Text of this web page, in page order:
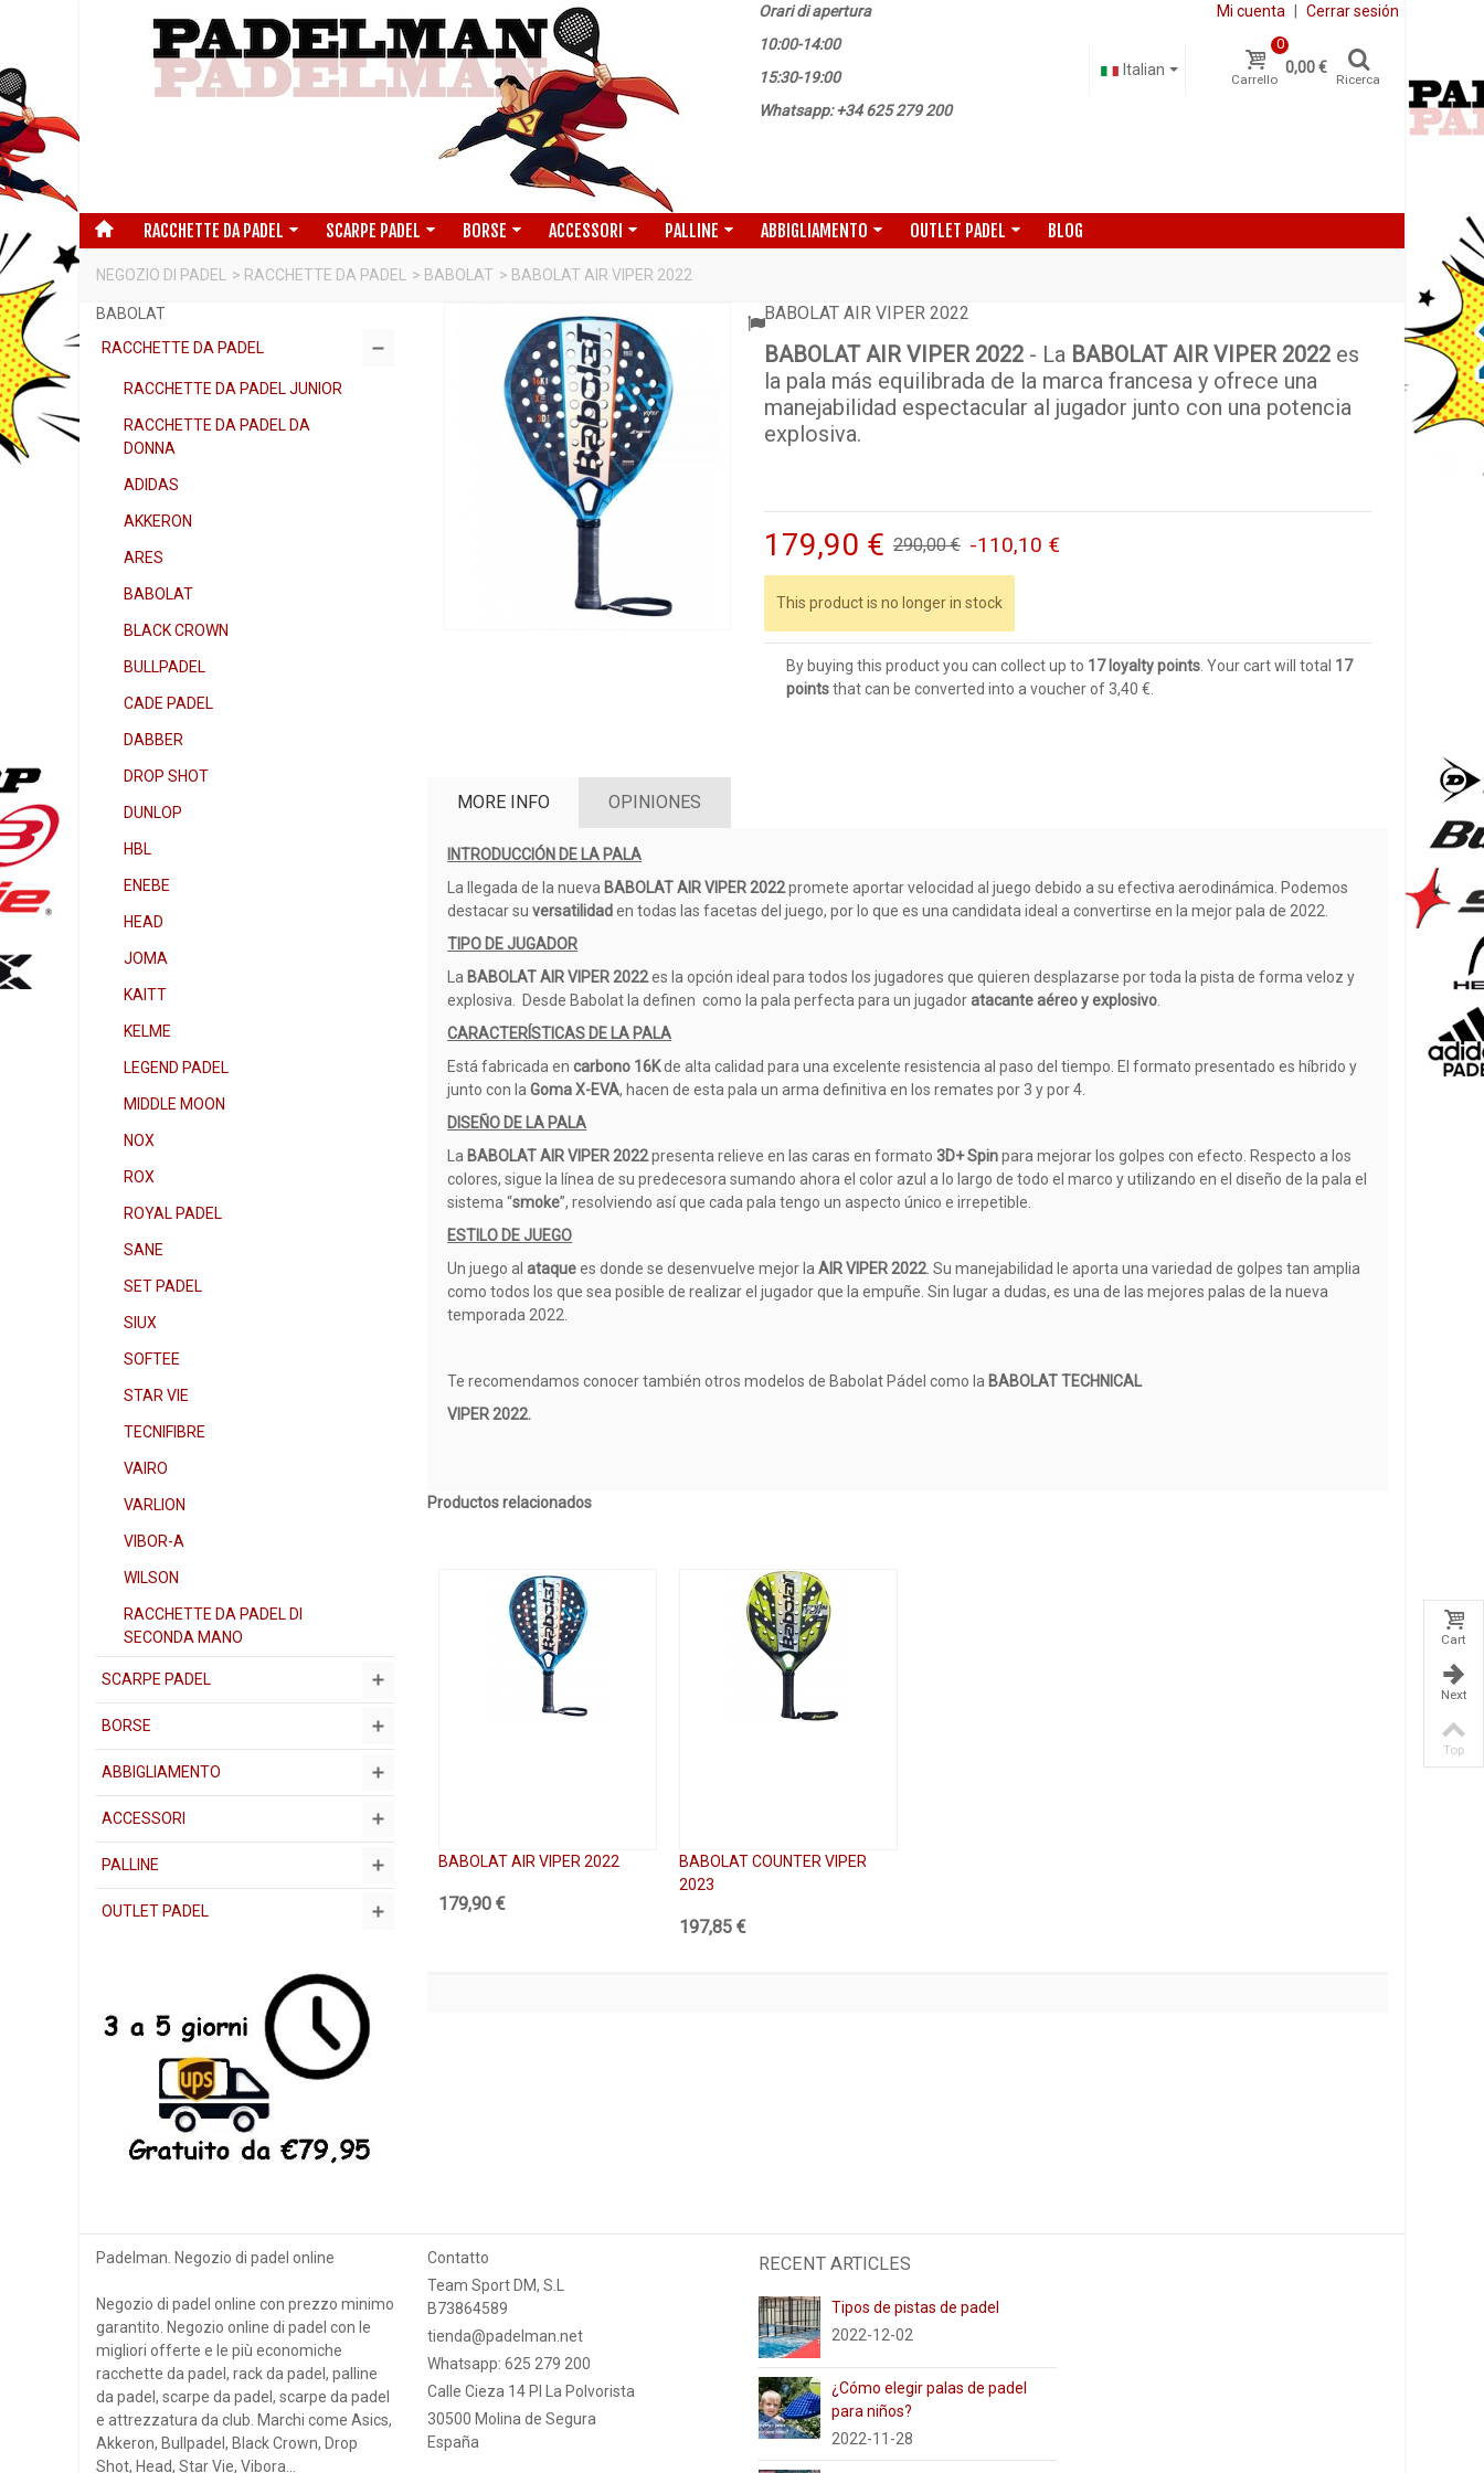
Orari di apertura
10:00-14:00
15:30-19:00
Whatsapp: +34 625 279 200
Mi cuenta Cerrar sesión
Carrello
0
0,00 €
Ricerca
Italian
RACCHETTE DA PADEL SCARPE PADEL BORSE ACCESSORI PALLINE ABBIGLIAMENTO OUTLET PADEL BLOG
NEGOZIO DI PADEL > RACCHETTE DA PADEL > BABOLAT > BABOLAT AIR VIPER 2022
BABOLAT
RACCHETTE DA PADEL
RACCHETTE DA PADEL JUNIOR
RACCHETTE DA PADEL DA
DONNA
ADIDAS
AKKERON
ARES
BABOLAT
BLACK CROWN
BULLPADEL
CADE PADEL
DABBER
DROP SHOT
DUNLOP
HBL
ENEBE
HEAD
JOMA
KAITT
KELME
LEGEND PADEL
MIDDLE MOON
NOX
ROX
ROYAL PADEL
SANE
SET PADEL
SIUX
SOFTEE
STAR VIE
TECNIFIBRE
VAIRO
VARLION
VIBOR-A
WILSON
RACCHETTE DA PADEL DI
SECONDA MANO
SCARPE PADEL
BORSE
ABBIGLIAMENTO
ACCESSORI
PALLINE
OUTLET PADEL
BABOLAT AIR VIPER 2022
BABOLAT AIR VIPER 2022- La BABOLAT AIR VIPER 2022es
la pala más equilibrada de la marca francesa y ofrece una
manejabilidad espectacular al jugador junto con una potencia
explosiva.
179,90 € 290,00 € -110,10 €
This product is no longer in stock
By buying this product you can collect up to 17loyalty points. Your cart will total 17
pointsthat can be converted into a voucher of 3,40 €
MORE INFO OPINIONES
INTRODUCCIÓN DE LA PALA
La llegada de la nueva BABOLAT AIR VIPER 2022promete aportar velocidad al juego debido a su efectiva aerodinámica. Podemos
destacar suversatilidaden todas las facetas del juego, por lo que es una candidata ideal a convertirse en la mejor pala de 2022.
TIPO DE JUGADOR
La BABOLAT AIR VIPER 2022es la opción ideal para todos los jugadores que quieren desplazarse por toda la pista de forma veloz y
explosiva. Desde Babolat la definen como la pala perfecta para un jugadoratacante aéreo y explosivo
CARACTERÍSTICAS DE LA PALA
Está fabricada encarbono 16Kde alta calidad para una excelente resistencia al paso del tiempo. El formato presentado es híbrido y
junto con la Goma X-EVA, hacen de esta pala un arma definitiva en los remates por 3 y por 4.
DISEÑO DE LA PALA
La BABOLAT AIR VIPER 2022presenta relieve en las caras en formato3D+ Spinpara mejorar los golpes con efecto. Respecto a los
colores, sigue la línea de su predecesora sumando ahora el color azul a lo largo de todo el marco y utilizando en el diseño de la pala el
sistema “smoke”, resolviendo así que cada pala tengo un aspecto único e irrepetible.
ESTILO DE JUEGO
Un juego alataquees donde se desenvuelve mejor laAIR VIPER 2022. Su manejabilidad le aporta una variedad de golpes tan amplia
como todos los que sea posible de realizar el jugador que la empuñe. Sin lugar a dudas, es una de las mejores palas de la nueva
temporada 2022.
Te recomendamos conocer también otros modelos de Babolat Pádel como la BABOLAT TECHNICAL
VIPER 2022.
Productos relacionados
BABOLAT AIR VIPER 2022
179,90 €
BABOLAT COUNTER VIPER
2023
197,85 €
Padelman. Negozio di padel online
Negozio di padel online con prezzo minimo
garantito. Negozio online di padel con le
migliori offerte e le più economiche
racchette da padel, rack da padel, palline
da padel, scarpe da padel, scarpe da padel
e attrezzatura da club. Marchi come Asics,
Akkeron, Bullpadel, Black Crown, Drop
Shot, Head, Star Vie, Vibora...
Contatto
Team Sport DM, S.L
B73864589
tienda@padelman.net
Whatsapp: 625 279 200
Calle Cieza 14 PI La Polvorista
30500 Molina de Segura
España
RECENT ARTICLES
Tipos de pistas de padel
2022-12-02
¿Cómo elegir palas de padel
para niños?
2022-11-28
Cart
Next
Top